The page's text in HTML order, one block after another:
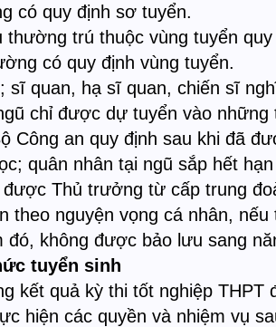
có quy định sơ tuyển.
thường trú thuộc vùng tuyển
có quy định vùng tuyển.
sĩ quan, hạ sĩ quan, chiến sĩ
chỉ được dự tuyển vào
Công an quy định sau khi đã
quân nhân tại ngũ sắp hết
được Thủ trưởng từ cấp trung
theo nguyện vọng cá nhân, nếu
đó, không được bảo lưu sang
tuyển sinh
kết quả kỳ thi tốt nghiệp THPT
hiện các quyền và nhiệm vụ